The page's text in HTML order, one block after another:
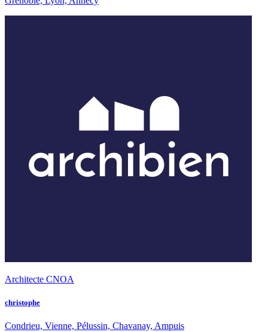
Architecte CNOA
christophe
Condrieu, Vienne, Pélussin, Chavanay, Ampuis